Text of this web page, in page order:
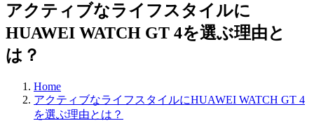
アクティブなライフスタイルに
HUAWEI WATCH GT 4を選ぶ理由と
は？
Home
アクティブなライフスタイルにHUAWEI WATCH GT 4
を選ぶ理由とは？